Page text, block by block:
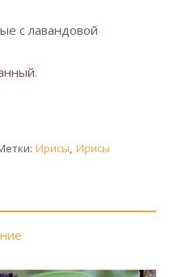
с лавандовой
Ирисы, Ирисы